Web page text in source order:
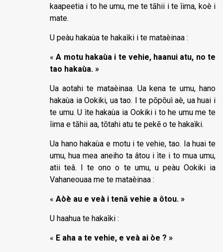
kaapeetia i to he umu, me te tāhii i te îima, koè i
mate.
U peàu hakaùa te hakaìki i te mataèinaa :
«A motu hakaùa i te vehie, haanui atu, no te
tao hakaùa. »
Ua aotahi te mataèinaa. Ua kena te umu, hano
hakaùa ia Ookiki, ua tao. I te pōpōuì aè, ua huai i
te umu. U ìte hakaùa ia Ookiki i to he umu me te
îima e tāhii aa, tōtahi atu te pekē o te hakaìki.
Ua hano hakaùa e motu i te vehie, tao. Ia huai te
umu, hua mea aneiho ta âtou i ìte i to mua umu,
atii teâ. I te ono o te umu, u peàu Ookiki ia
Vahaneouaa me te mataèinaa :
« Aòè au e veà i tenā vehie a ôtou. »
U haahua te hakaìki :
« E aha a te vehie, e veà ai òe ? »